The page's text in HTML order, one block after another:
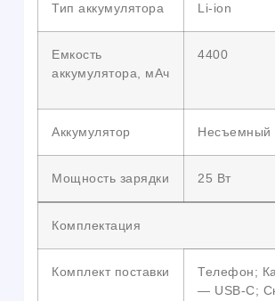
Тип аккумулятора Li-ion
Емкость
аккумулятора, мАч
4400
Аккумулятор Несъемный
Мощность зарядки 25 Вт
Комплектация
Комплект поставки
Телефон;
— USB-C;